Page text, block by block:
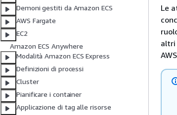
Demoni gestiti da Amazon ECS
AWS Fargate
EC2
Amazon ECS Anywhere
Modalità Amazon ECS Express
Definizioni di processi
Cluster
Pianificare i container
Applicazione di tag alle risorse
Le
altri